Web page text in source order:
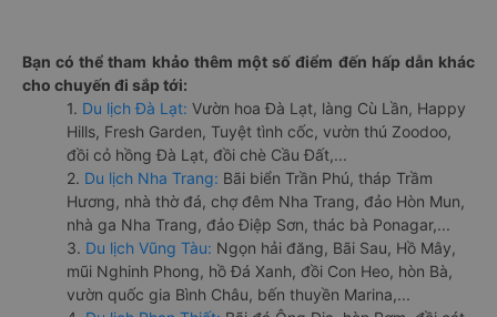
Bạn có thể tham khảo thêm một số điểm đến hấp dẫn khác
cho chuyến đi sắp tới:
1. Du lịch Đà Lạt: Vườn hoa Đà Lạt, làng Cù Lần, Happy
Hills, Fresh Garden, Tuyệt tình cốc, vườn thú Zoodoo,
đồi cỏ hồng Đà Lạt, đồi chè Cầu Đất,...
2. Du lịch Nha Trang: Bãi biển Trần Phú, tháp Trầm
Hương, nhà thờ đá, chợ đêm Nha Trang, đảo Hòn Mun,
nhà ga Nha Trang, đảo Điệp Sơn, thác bà Ponagar,...
3. Du lịch Vũng Tàu: Ngọn hải đăng, Bãi Sau, Hồ Mây,
mũi Nghinh Phong, hồ Đá Xanh, đồi Con Heo, hòn Bà,
vườn quốc gia Bình Châu, bến thuyền Marina,...